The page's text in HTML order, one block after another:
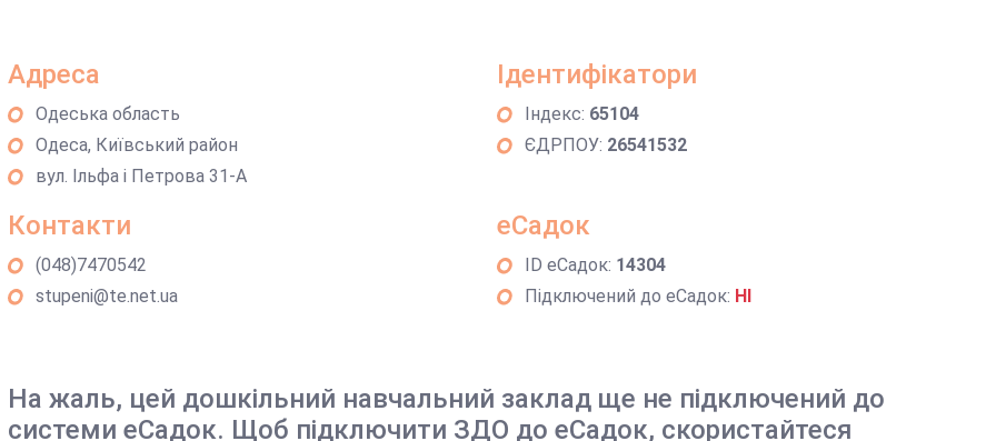
Адреса
Одеська область
Одеса, Київський район
вул. Ільфа і Петрова 31-А
Ідентифікатори
Індекс: 65104
ЄДРПОУ: 26541532
Контакти
(048)7470542
stupeni@te.net.ua
еСадок
ID еСадок: 14304
Підключений до еСадок: НІ
На жаль, цей дошкільний навчальний заклад ще не підключений до
системи еСадок. Щоб підключити ЗДО до еСадок, скористайтеся